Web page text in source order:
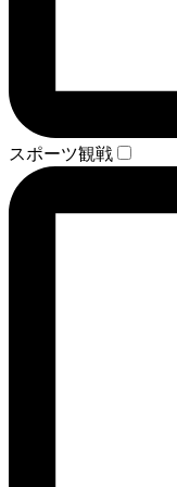
スポーツ観戦